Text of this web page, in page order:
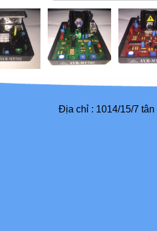
Địa chỉ : 1014/15/7 tân